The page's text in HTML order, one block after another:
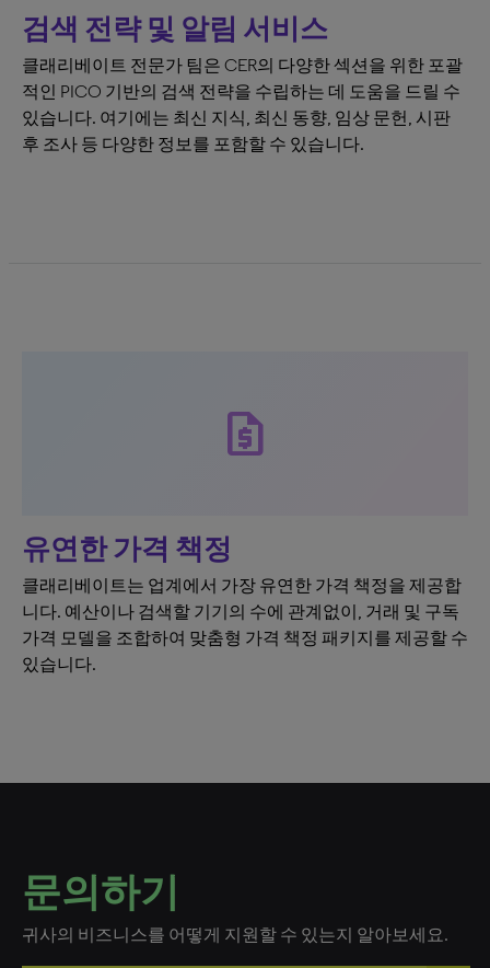
검색 전략 및 알림 서비스
클래리베이트 전문가 팀은 CER의 다양한 섹션을 위한 포괄
적인 PICO 기반의 검색 전략을 수립하는 데 도움을 드릴 수
있습니다. 여기에는 최신 지식, 최신 동향, 임상 문헌, 시판
후 조사 등 다양한 정보를 포함할 수 있습니다.
request_quote
유연한 가격 책정
클래리베이트는 업계에서 가장 유연한 가격 책정을 제공합
니다. 예산이나 검색할 기기의 수에 관계없이, 거래 및 구독
가격 모델을 조합하여 맞춤형 가격 책정 패키지를 제공할 수
있습니다.
문의하기
귀사의 비즈니스를 어떻게 지원할 수 있는지 알아보세요.